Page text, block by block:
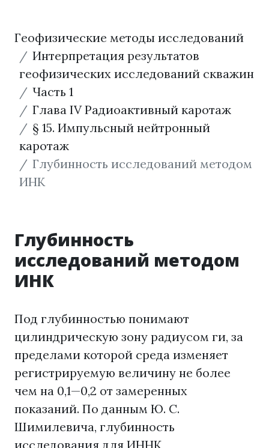
Геофизические методы исследований
Интерпретация результатов
геофизических исследований скважин
Часть 1
Глава IV Радиоактивный каротаж
§ 15. Импульсный нейтронный
каротаж
Глубинность исследований методом
ИНК
Глубинность
исследований методом
ИНК
Под глубинностью понимают
цилиндрическую зону радиусом ги, за
пределами которой среда изменяет
регистрируемую величину не более
чем на 0,1—0,2 от замеренных
показаний. По данным Ю. С.
Шимилевича, глубинность
исследования для ИННК